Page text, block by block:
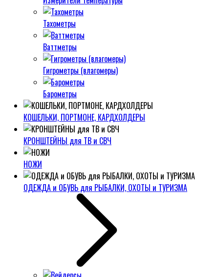
Тахометры
Ваттметры
Гигрометры (влагомеры)
Барометры
КОШЕЛЬКИ, ПОРТМОНЕ, КАРДХОЛДЕРЫ
КРОНШТЕЙНЫ для ТВ и СВЧ
НОЖИ
ОДЕЖДА и ОБУВЬ для РЫБАЛКИ, ОХОТЫ и ТУРИЗМА